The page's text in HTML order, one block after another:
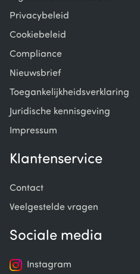
Privacybeleid
Cookiebeleid
Compliance
Nieuwsbrief
Toegankelijkheidsverklaring
Juridische kennisgeving
Impressum
Klantenservice
Contact
Veelgestelde vragen
Sociale media
Instagram